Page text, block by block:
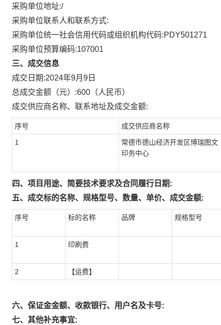
采购单位地址:/
采购单位联系人和联系方式:
采购单位统一社会信用代码或组织机构代码:PDY501271
采购单位预算编码:107001
三、成交信息
成交日期:2024年9月9日
总成交金额（元）:600 （人民币）
成交供应商名称、联系地址及成交金额:
序号 成交供应商名称
1
常德市德山经济开发区博瑞图文
印务中心
四、项目用途、简要技术要求及合同履行日期:
五、成交标的名称、规格型号、数量、单价、成交金额:
序号 标的名称 品牌 规格型号
1 印刷费
2 【运费】
六、保证金金额、收款银行、用户名及卡号:
七、其他补充事宜: